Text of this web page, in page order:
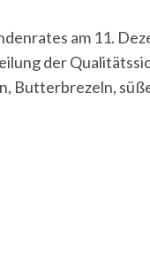
bis
Antisemitismus
–
StuRa
am 11.
der
Butterbrezeln,